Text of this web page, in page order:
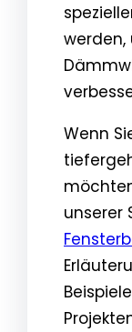
werden,
Wenn
unserer